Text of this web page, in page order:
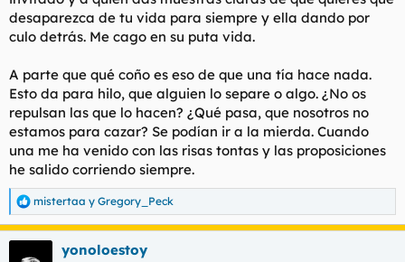
desaparezca de tu vida para siempre y ella dando por
culo detrás. Me cago en su puta vida.
A parte que qué coño es eso de que una tía hace nada.
Esto da para hilo, que alguien lo separe o algo. ¿No os
repulsan las que lo hacen? ¿Qué pasa, que nosotros no
estamos para cazar? Se podían ir a la mierda. Cuando
una me ha venido con las risas tontas y las proposiciones
he salido corriendo siempre.
R
e
a
mistertaa y Gregory_Peck
yonoloestoy